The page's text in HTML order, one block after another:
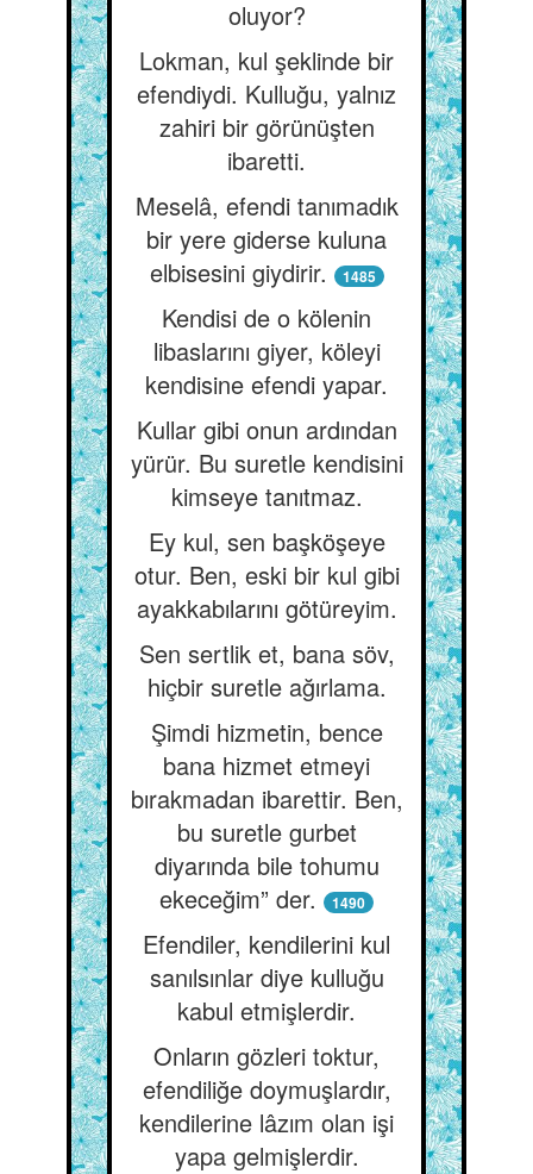
oluyor?
Lokman, kul şeklinde bir
efendiydi. Kulluğu, yalnız
zahiri bir görünüşten
ibaretti.
Meselâ, efendi tanımadık
bir yere giderse kuluna
elbisesini giydirir.
1485
Kendisi de o kölenin
libaslarını giyer, köleyi
kendisine efendi yapar.
Kullar gibi onun ardından
yürür. Bu suretle kendisini
kimseye tanıtmaz.
Ey kul, sen başköşeye
otur. Ben, eski bir kul gibi
ayakkabılarını götüreyim.
Sen sertlik et, bana söv,
hiçbir suretle ağırlama.
Şimdi hizmetin, bence
bana hizmet etmeyi
bırakmadan ibarettir. Ben,
bu suretle gurbet
diyarında bile tohumu
ekeceğim” der.
1490
Efendiler, kendilerini kul
sanılsınlar diye kulluğu
kabul etmişlerdir.
Onların gözleri toktur,
efendiliğe doymuşlardır,
kendilerine lâzım olan işi
yapa gelmişlerdir.